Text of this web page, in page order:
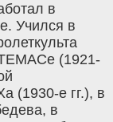
в
Учился в
(1921-
(1930-е гг.), в
в